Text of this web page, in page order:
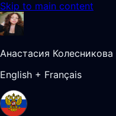
Skip to main content
Анастасия Колесникова
English + Français